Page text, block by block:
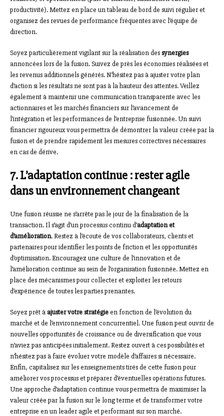
productivité). Mettez en place un tableau de bord de suivi régulier et
organisez des revues de performance fréquentes avec l’équipe de
direction.
Soyez particulièrement vigilant sur la réalisation dessynergies
annoncées lors de la fusion. Suivez de près les économies réalisées et
les revenus additionnels générés. N’hésitez pas à ajuster votre plan
d’action si les résultats ne sont pas à la hauteur des attentes. Veillez
également à maintenir une communication transparente avec les
actionnaires et les marchés financiers sur l’avancement de
l’intégration et les performances de l’entreprise fusionnée. Un suivi
financier rigoureux vous permettra de démontrer la valeur créée par la
fusion et de prendre rapidement les mesures correctives nécessaires
en cas de dérive.
7. L’adaptation continue : rester agile
dans un environnement changeant
Une fusion réussie ne s’arrête pas le jour de la finalisation de la
transaction. Il s’agit d’un processus continu d’adaptation et
d’amélioration. Restez à l’écoute de vos collaborateurs, clients et
partenaires pour identifier les points de friction et les opportunités
d’optimisation. Encouragez une culture de l’innovation et de
l’amélioration continue au sein de l’organisation fusionnée. Mettez en
place des mécanismes pour collecter et exploiter les retours
d’expérience de toutes les parties prenantes.
Soyez prêt àajuster votre stratégieen fonction de l’évolution du
marché et de l’environnement concurrentiel. Une fusion peut ouvrir de
nouvelles opportunités de croissance ou de diversification que vous
n’aviez pas anticipées initialement. Restez ouvert à ces possibilités et
n’hésitez pas à faire évoluer votre modèle d’affaires si nécessaire.
Enfin, capitalisez sur les enseignements tirés de cette fusion pour
améliorer vos processus et préparer d’éventuelles opérations futures.
Une approche d’adaptation continue vous permettra de maximiser la
valeur créée par la fusion sur le long terme et de transformer votre
entreprise en un leader agile et performant sur son marché.